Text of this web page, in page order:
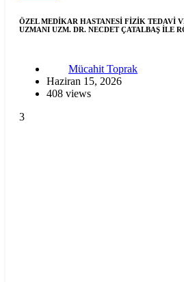
ÖZEL MEDİKAR HASTANESİ FİZİK TEDAVİ
UZMANI UZM. DR. NECDET ÇATALBAŞ İLE
Mücahit Toprak
Haziran 15, 2026
408 views
3